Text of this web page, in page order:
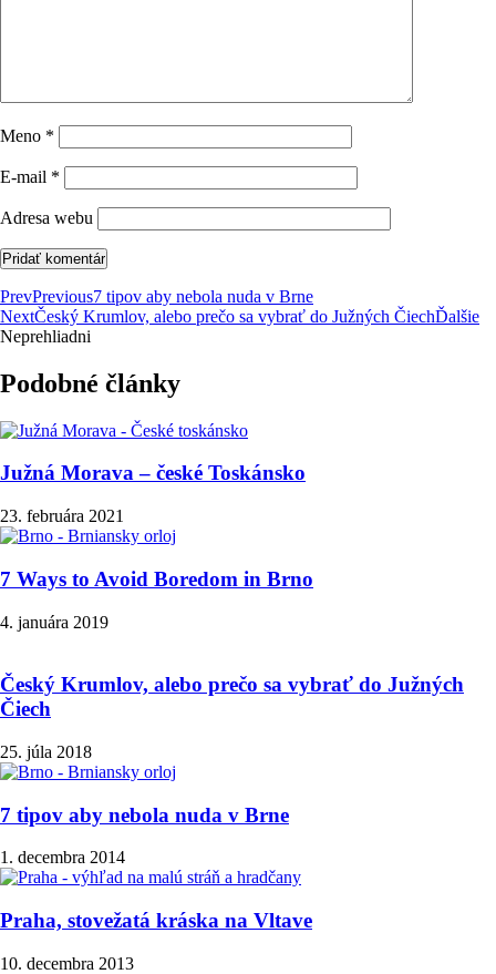
Meno *
E-mail *
Adresa webu
PrevPrevious7 tipov aby nebola nuda v Brne
NextČeský Krumlov, alebo prečo sa vybrať do Južných ČiechĎalšie
Neprehliadni
Podobné články
Južná Morava – české Toskánsko
23. februára 2021
7 Ways to Avoid Boredom in Brno
4. januára 2019
Český Krumlov, alebo prečo sa vybrať do Južných
Čiech
25. júla 2018
7 tipov aby nebola nuda v Brne
1. decembra 2014
Praha, stovežatá kráska na Vltave
10. decembra 2013